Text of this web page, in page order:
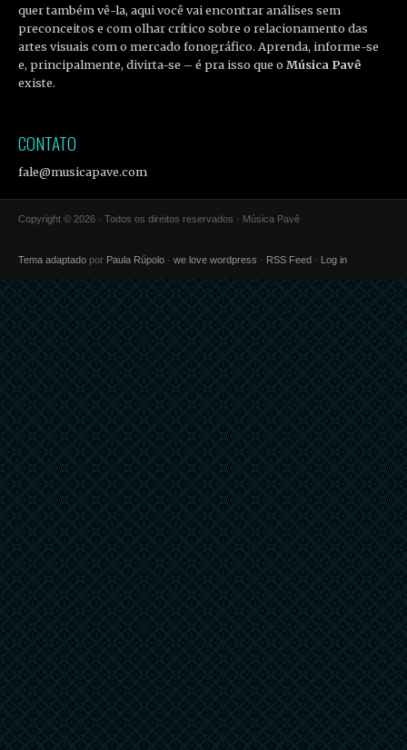
quer também vê-la, aqui você vai encontrar análises sem
preconceitos e com olhar crítico sobre o relacionamento das
artes visuais com o mercado fonográfico. Aprenda, informe-se
e, principalmente, divirta-se – é pra isso que oMúsica Pavê
existe.
CONTATO
fale@musicapave.com
Copyright © 2026 · Todos os direitos reservados · Música Pavê
Tema adaptado por Paula Rúpolo · we love wordpress · RSS Feed · Log in